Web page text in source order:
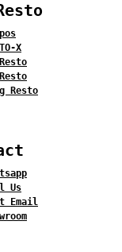
X
Resto
Us
Email